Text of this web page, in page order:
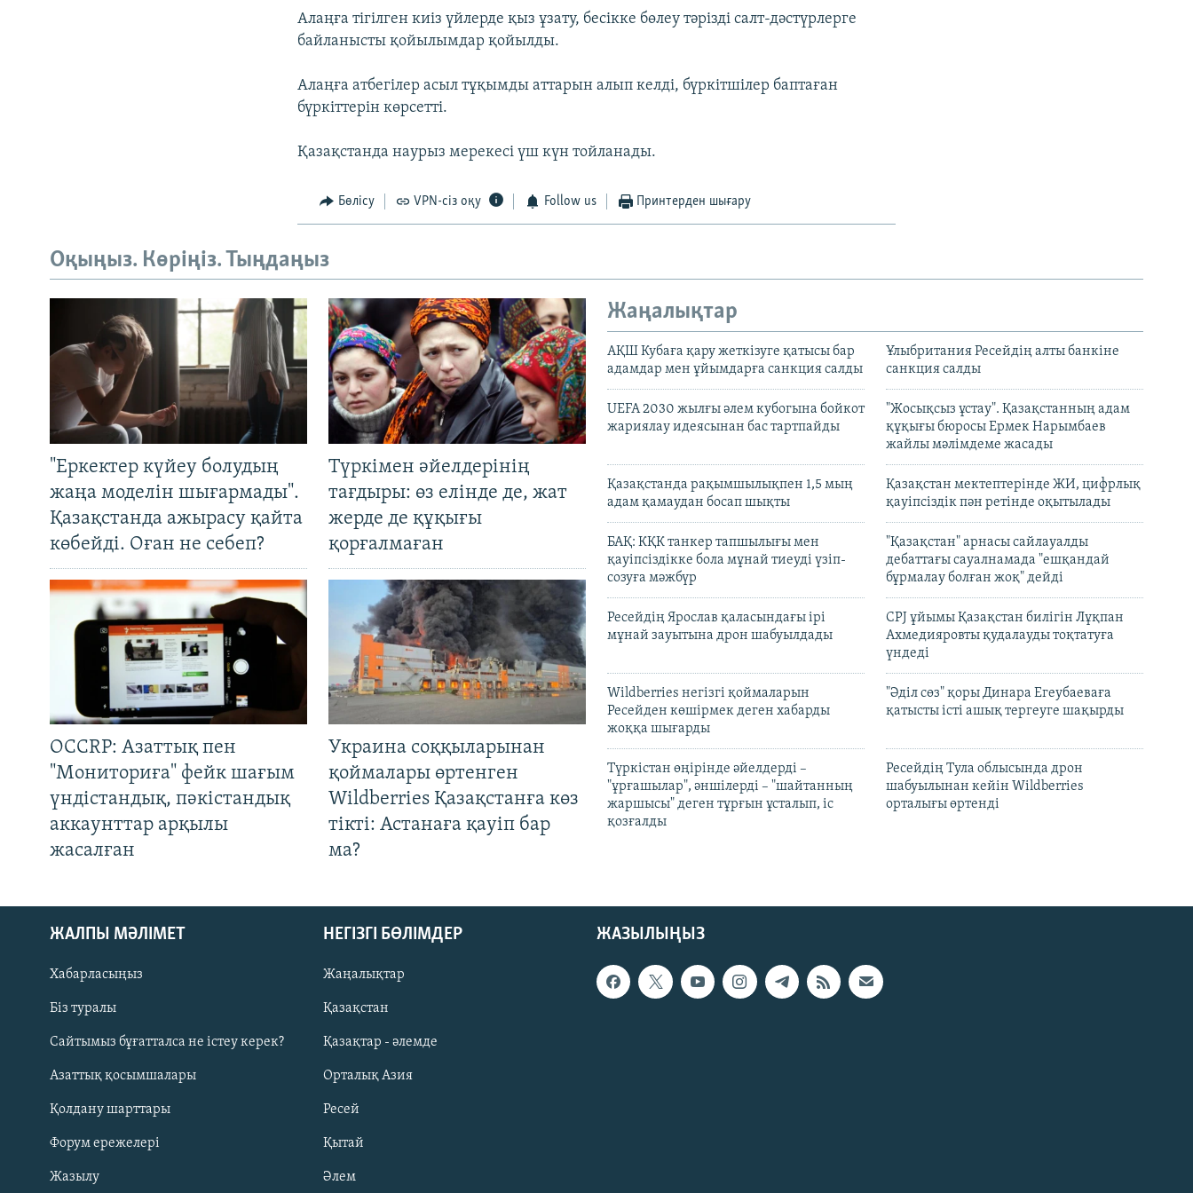
Русский
ЖАЗЫЛЫҢЫЗ
Алаңға тігілген киіз үйлерде қыз ұзату, бесікке бөлеу тәрізді салт-дәстүрлерге
байланысты қойылымдар қойылды.
Алаңға атбегілер асыл тұқымды аттарын алып келді, бүркітшілер баптаған
бүркіттерін көрсетті.
Қазақстанда наурыз мерекесі үш күн тойланады.
Бөлісу VPN-сіз оқу Follow us Принтерден шығару
Оқыңыз. Көріңіз. Тыңдаңыз
"Еркектер күйеу болудың
жаңа моделін шығармады".
Қазақстанда ажырасу қайта
көбейді. Оған не себеп?
Түркімен әйелдерінің
тағдыры: өз елінде де, жат
жерде де құқығы
қорғалмаған
OCCRP: Азаттық пен
"Мониториға" фейк шағым
үндістандық, пәкістандық
аккаунттар арқылы
жасалған
Украина соққыларынан
қоймалары өртенген
Wildberries Қазақстанға көз
тікті: Астанаға қауіп бар
ма?
Жаңалықтар
АҚШ Кубаға қару жеткізуге қатысы бар
адамдар мен ұйымдарға санкция салды
Ұлыбритания Ресейдің алты банкіне
санкция салды
UEFA 2030 жылғы әлем кубогына бойкот
жариялау идеясынан бас тартпайды
"Жосықсыз ұстау". Қазақстанның адам
құқығы бюросы Ермек Нарымбаев
жайлы мәлімдеме жасады
Қазақстанда рақымшылықпен 1,5 мың
адам қамаудан босап шықты
Қазақстан мектептерінде ЖИ, цифрлық
қауіпсіздік пән ретінде оқытылады
БАҚ: КҚК танкер тапшылығы мен
қауіпсіздікке бола мұнай тиеуді үзіп-
созуға мәжбүр
"Қазақстан" арнасы сайлауалды
дебаттағы сауалнамада "ешқандай
бұрмалау болған жоқ" дейді
Ресейдің Ярослав қаласындағы ірі
мұнай зауытына дрон шабуылдады
CPJ ұйымы Қазақстан билігін Лұқпан
Ахмедияровты қудалауды тоқтатуға
үндеді
Wildberries негізгі қоймаларын
Ресейден көшірмек деген хабарды
жоққа шығарды
"Әділ сөз" қоры Динара Егеубаеваға
қатысты істі ашық тергеуге шақырды
Түркістан өңірінде әйелдерді –
"ұрғашылар", әншілерді – "шайтанның
жаршысы" деген тұрғын ұсталып, іс
қозғалды
Ресейдің Тула облысында дрон
шабуылынан кейін Wildberries
орталығы өртенді
ЖАЗЫЛЫҢЫЗ
ЖАЛПЫ МӘЛІМЕТ
Хабарласыңыз
Біз туралы
Сайтымыз бұғатталса не істеу керек?
Азаттық қосымшалары
Қолдану шарттары
Форум ережелері
Жазылу
НЕГІЗГІ БӨЛІМДЕР
Жаңалықтар
Қазақстан
Қазақтар - әлемде
Орталық Азия
Ресей
Қытай
Әлем